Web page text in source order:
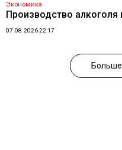
Экономика
Производство
07.08.2026 22:17